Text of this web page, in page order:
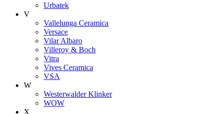
Urbatek
V
Vallelunga Ceramica
Versace
Vilar Albaro
Villeroy & Boch
Vitra
Vives Ceramica
VSA
W
Westerwalder Klinker
WOW
X